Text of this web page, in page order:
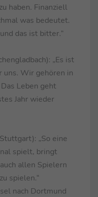
haben. Finanziell
was bedeutet.
das ist bitter.”
„Es ist
uns. Wir gehören in
Leben geht
Jahr wieder
„So eine
spielt, bringt
allen Spielern
spielen.“
nach Dortmund